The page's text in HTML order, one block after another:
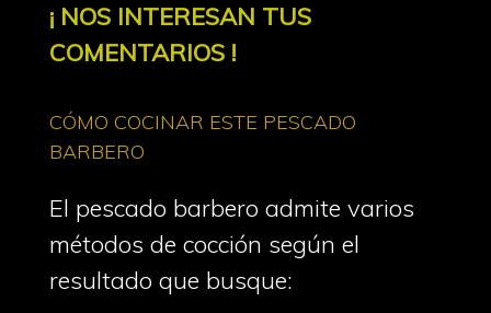
¡ NOS INTERESAN TUS
COMENTARIOS !
CÓMO COCINAR ESTE PESCADO
BARBERO
El pescado barbero admite varios
métodos de cocción según el
resultado que busque: